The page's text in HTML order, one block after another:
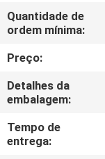
CONTROLE
DE
QUALIDADE
CONTACTE-
NOS
Quantidade de
ordem mínima:
Preço:
Detalhes da
embalagem:
Tempo de
entrega: